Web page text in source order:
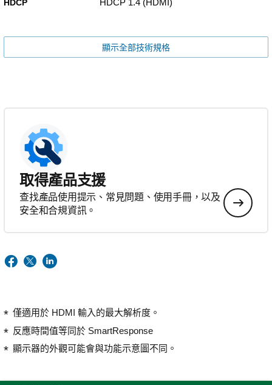
HDCP HDCP 1.4 (HDMI)
顯示全部技術規格
取得產品支援
查找產品使用提示、常見問題、使用手冊，以及
安全和合規資訊。
僅適用於 HDMI 輸入的最大解析度。
反應時間值等同於 SmartResponse
顯示器的外觀可能會與功能示意圖不同。